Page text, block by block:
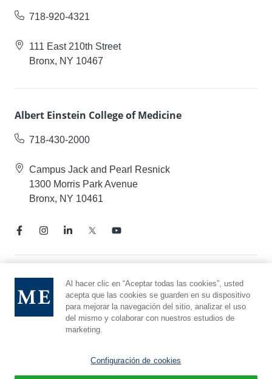
718-920-4321
111 East 210th Street
Bronx, NY 10467
Albert Einstein College of Medicine
718-430-2000
Campus Jack and Pearl Resnick
1300 Morris Park Avenue
Bronx, NY 10461
Aviso de prácticas de privacidad
Línea directa de cumplimiento
Denunciar maltrato
Preferencias de cookies
Al hacer clic en “Aceptar todas las cookies”, usted
acepta que las cookies se guarden en su dispositivo
para mejorar la navegación del sitio, analizar el uso
del mismo y colaborar con nuestros estudios de
marketing.
Configuración de cookies